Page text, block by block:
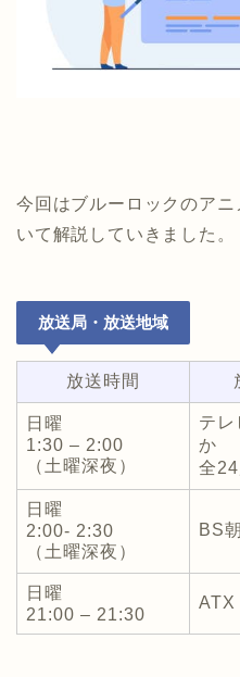
今回はブルーロックのア
いて解説していきました。
放送局・放送地域
放送時間
日曜
1:30 – 2:00
（土曜深夜）
テレ
か
全
日曜
2:00- 2:30
（土曜深夜）
BS
日曜
21:00 – 21:30
ATX